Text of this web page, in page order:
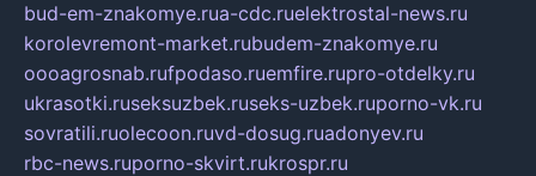
bud-em-znakomye.rua-cdc.ruelektrostal-news.ru
korolevremont-market.rubudem-znakomye.ru
oooagrosnab.rufpodaso.ruemfire.rupro-otdelky.ru
ukrasotki.ruseksuzbek.ruseks-uzbek.ruporno-vk.ru
sovratili.ruolecoon.ruvd-dosug.ruadonyev.ru
rbc-news.ruporno-skvirt.rukrospr.ru